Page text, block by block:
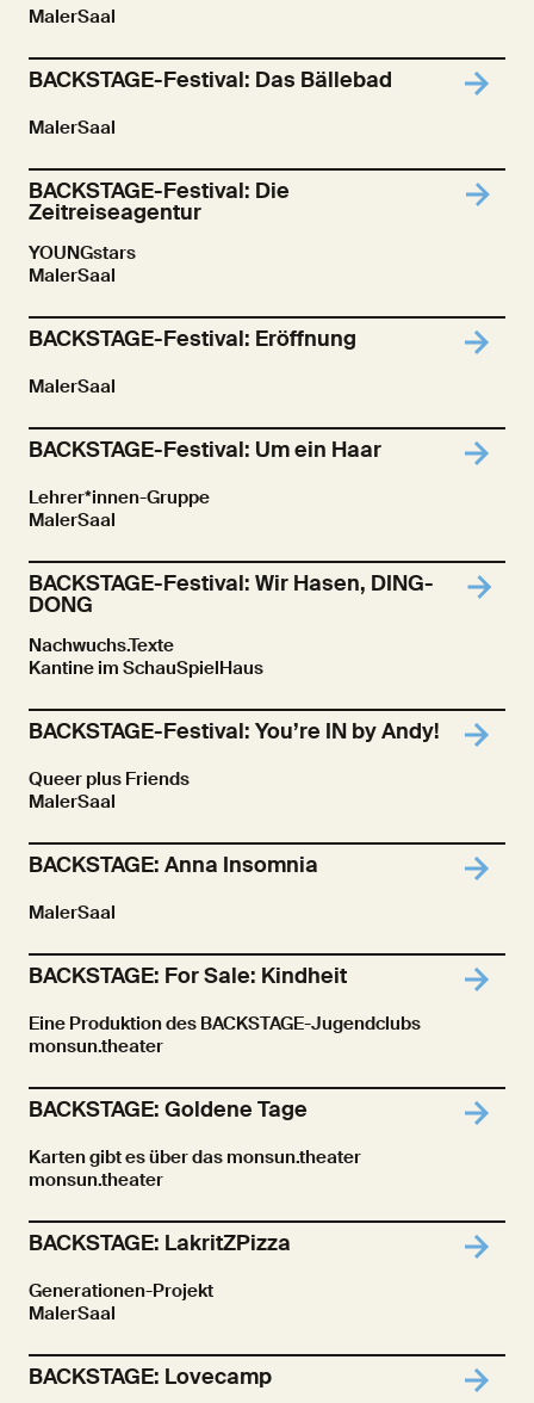
MalerSaal
BACKSTAGE-Festival: Das Bällebad
MalerSaal
BACKSTAGE-Festival: Die
Zeitreiseagentur
YOUNGstars
MalerSaal
BACKSTAGE-Festival: Eröffnung
MalerSaal
BACKSTAGE-Festival: Um ein Haar
Lehrer*innen-Gruppe
MalerSaal
BACKSTAGE-Festival: Wir Hasen, DING-
DONG
Nachwuchs.Texte
Kantine im SchauSpielHaus
BACKSTAGE-Festival: You’re IN by Andy!
Queer plus Friends
MalerSaal
BACKSTAGE: Anna Insomnia
MalerSaal
BACKSTAGE: For Sale: Kindheit
Eine Produktion des BACKSTAGE-Jugendclubs
monsun.theater
BACKSTAGE: Goldene Tage
Karten gibt es über das monsun.theater
monsun.theater
BACKSTAGE: LakritZPizza
Generationen-Projekt
MalerSaal
BACKSTAGE: Lovecamp